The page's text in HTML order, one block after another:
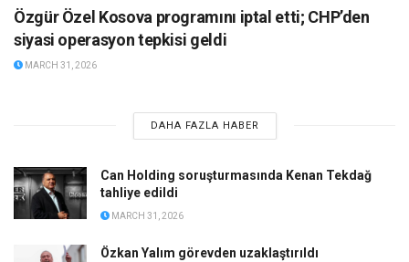
Özgür Özel Kosova programını iptal etti; CHP’den
siyasi operasyon tepkisi geldi
MARCH 31, 2026
DAHA FAZLA HABER
Can Holding soruşturmasında Kenan Tekdağ
tahliye edildi
MARCH 31, 2026
Özkan Yalım görevden uzaklaştırıldı